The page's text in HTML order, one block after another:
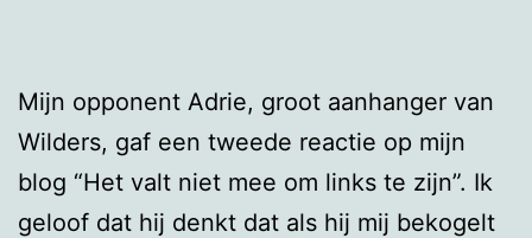
Mijn opponent Adrie, groot aanhanger van
Wilders, gaf een tweede reactie op mijn
blog “Het valt niet mee om links te zijn”. Ik
geloof dat hij denkt dat als hij mij bekogelt